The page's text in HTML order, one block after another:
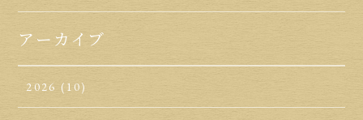
アーカイブ
2026 (10)